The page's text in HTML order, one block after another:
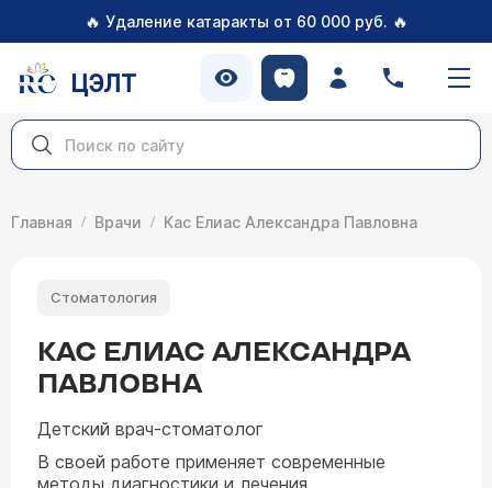
🔥 Удаление катаракты от 60 000 руб. 🔥
ЦЭЛТ
Главная Врачи Кас Елиас Александра Павловна
Стоматология
КАС ЕЛИАС АЛЕКСАНДРА
ПАВЛОВНА
Детский врач-стоматолог
В своей работе применяет современные
методы диагностики и лечения